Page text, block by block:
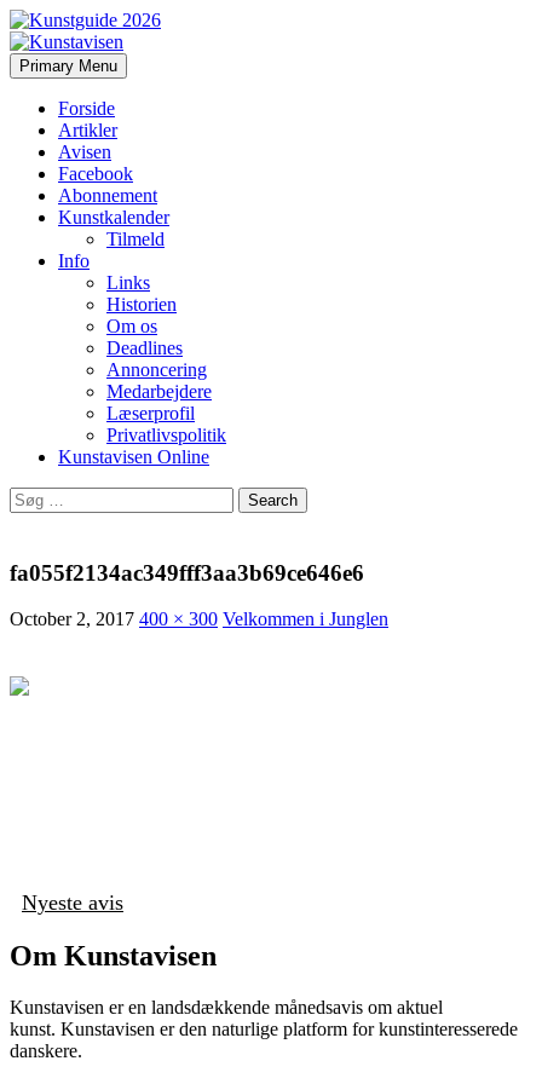
Kunstavisen
Search
Primary Menu Skip
to
Forside
Artikler
Avisen
Facebook
Abonnement
Kunstkalender
Tilmeld
Info
Links
Historien
Om os
Deadlines
Annoncering
Medarbejdere
Læserprofil
Privatlivspolitik
Kunstavisen Online
Search
for:
fa055f2134ac349fff3aa3b69ce646e6
October 2, 2017 400 × 300 Velkommen i Junglen
Nyeste avis
Om Kunstavisen
Kunstavisen er en landsdækkende månedsavis om aktuel
kunst. Kunstavisen er den naturlige platform for kunstinteresserede
danskere.